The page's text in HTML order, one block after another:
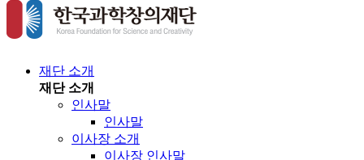
재단 소개
재단 소개
인사말
인사말
이사장 소개
이사장 인사말